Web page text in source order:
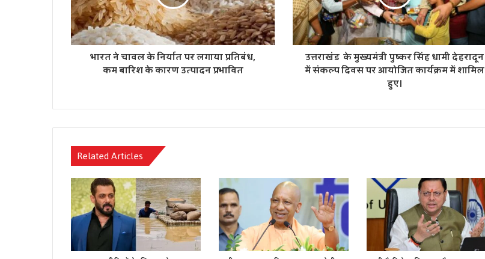
भारत ने चावल के निर्यात पर लगाया प्रतिबंध,
कम बारिश के कारण उत्पादन प्रभावित
उत्तराखंड के मुख्यमंत्री पुष्कर सिंह धामी देहरादून
में संकल्प दिवस पर आयोजित कार्यक्रम में शामिल
हुए।
Related Articles